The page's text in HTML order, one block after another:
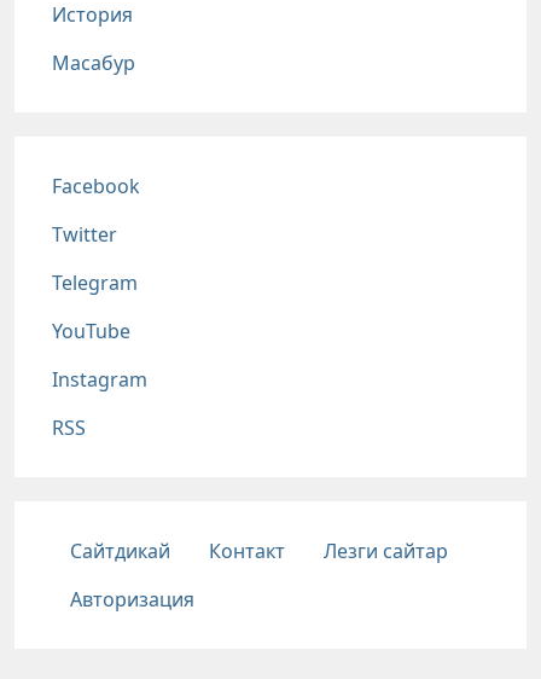
История
Масабур
Соц сети
Facebook
Twitter
Telegram
YouTube
Instagram
RSS
Подвал
Сайтдикай Контакт
Лезги сайтар
Авторизация